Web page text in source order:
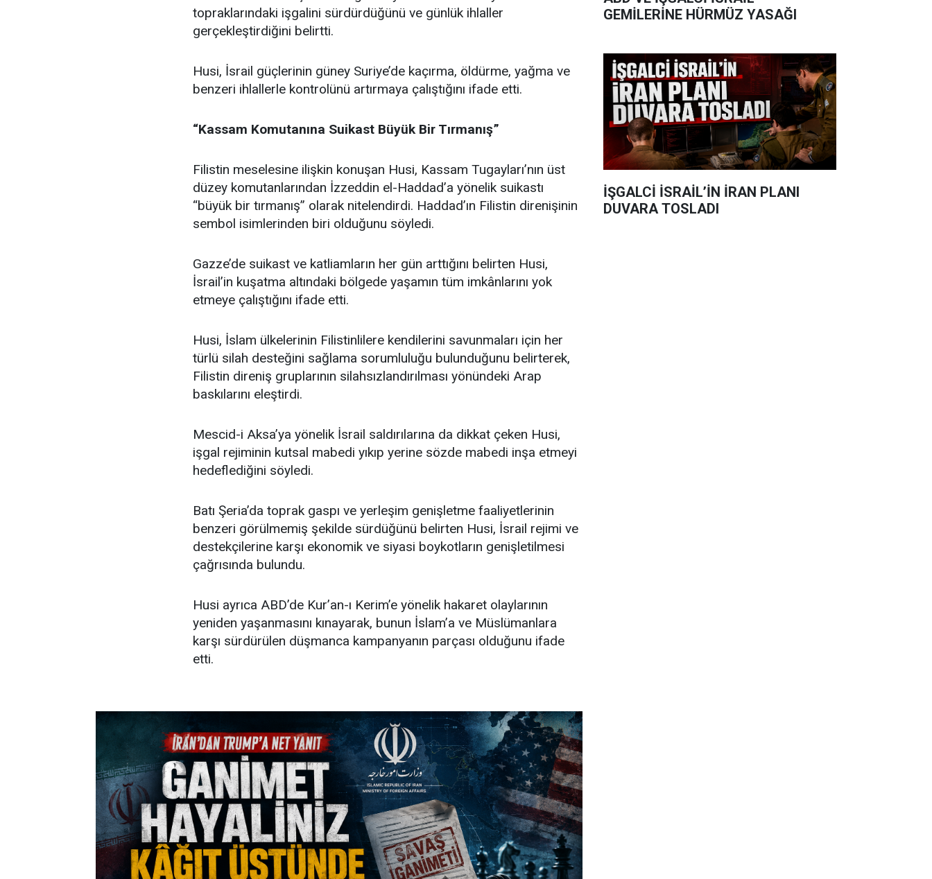
topraklarındaki işgalini sürdürdüğünü ve günlük ihlaller
gerçekleştirdiğini belirtti.
Husi, İsrail güçlerinin güney Suriye’de kaçırma, öldürme, yağma ve
benzeri ihlallerle kontrolünü artırmaya çalıştığını ifade etti.
“Kassam Komutanına Suikast Büyük Bir Tırmanış”
Filistin meselesine ilişkin konuşan Husi, Kassam Tugayları’nın üst
düzey komutanlarından İzzeddin el-Haddad’a yönelik suikastı
“büyük bir tırmanış” olarak nitelendirdi. Haddad’ın Filistin direnişinin
sembol isimlerinden biri olduğunu söyledi.
Gazze’de suikast ve katliamların her gün arttığını belirten Husi,
İsrail’in kuşatma altındaki bölgede yaşamın tüm imkânlarını yok
etmeye çalıştığını ifade etti.
Husi, İslam ülkelerinin Filistinlilere kendilerini savunmaları için her
türlü silah desteğini sağlama sorumluluğu bulunduğunu belirterek,
Filistin direniş gruplarının silahsızlandırılması yönündeki Arap
baskılarını eleştirdi.
Mescid-i Aksa’ya yönelik İsrail saldırılarına da dikkat çeken Husi,
işgal rejiminin kutsal mabedi yıkıp yerine sözde mabedi inşa etmeyi
hedeflediğini söyledi.
Batı Şeria’da toprak gaspı ve yerleşim genişletme faaliyetlerinin
benzeri görülmemiş şekilde sürdüğünü belirten Husi, İsrail rejimi ve
destekçilerine karşı ekonomik ve siyasi boykotların genişletilmesi
çağrısında bulundu.
Husi ayrıca ABD’de Kur’an-ı Kerim’e yönelik hakaret olaylarının
yeniden yaşanmasını kınayarak, bunun İslam’a ve Müslümanlara
karşı sürdürülen düşmanca kampanyanın parçası olduğunu ifade
etti.
GEMİLERİNE HÜRMÜZ YASAĞI
İŞGALCİ İSRAİL’İN İRAN PLANI
DUVARA TOSLADI